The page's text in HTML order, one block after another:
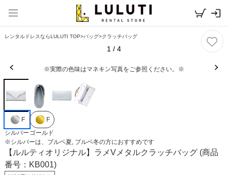
レンタルドレスならLULUTI TOP>バッグ>クラッチバッグ
1 / 4
※実際の色味はマネキン写真をご参照ください。※
F
シルバー
F
ゴールド
※シルバーは、 ブルベ夏, ブルベ冬の方におすすめです
【ルルティオリジナル】 ラメVメタルクラッチバッグ(商品
番号：KB001)